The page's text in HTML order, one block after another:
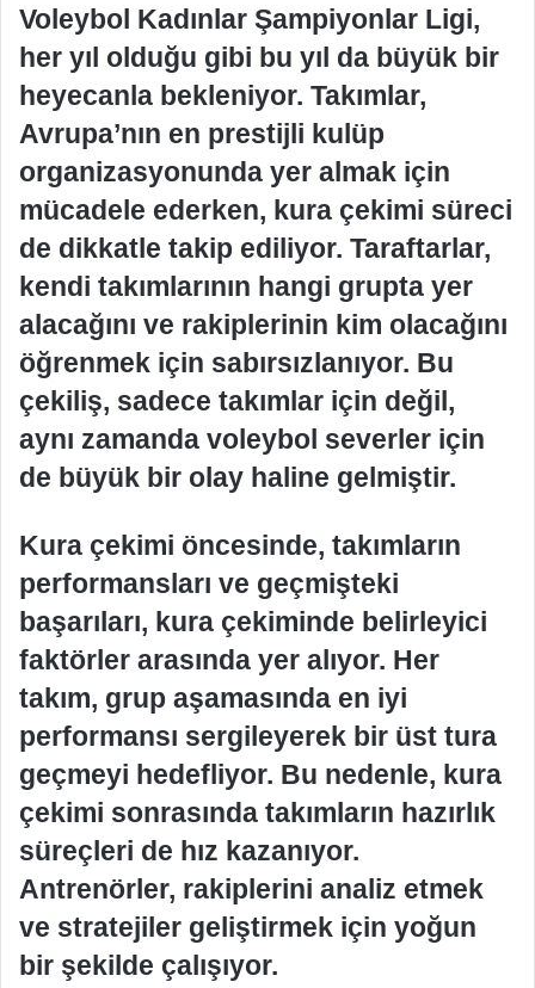
Voleybol Kadınlar Şampiyonlar Ligi,
her yıl olduğu gibi bu yıl da büyük bir
heyecanla bekleniyor. Takımlar,
Avrupa’nın en prestijli kulüp
organizasyonunda yer almak için
mücadele ederken, kura çekimi süreci
de dikkatle takip ediliyor. Taraftarlar,
kendi takımlarının hangi grupta yer
alacağını ve rakiplerinin kim olacağını
öğrenmek için sabırsızlanıyor. Bu
çekiliş, sadece takımlar için değil,
aynı zamanda voleybol severler için
de büyük bir olay haline gelmiştir.
Kura çekimi öncesinde, takımların
performansları ve geçmişteki
başarıları, kura çekiminde belirleyici
faktörler arasında yer alıyor. Her
takım, grup aşamasında en iyi
performansı sergileyerek bir üst tura
geçmeyi hedefliyor. Bu nedenle, kura
çekimi sonrasında takımların hazırlık
süreçleri de hız kazanıyor.
Antrenörler, rakiplerini analiz etmek
ve stratejiler geliştirmek için yoğun
bir şekilde çalışıyor.